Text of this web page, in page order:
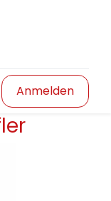
Anmelden